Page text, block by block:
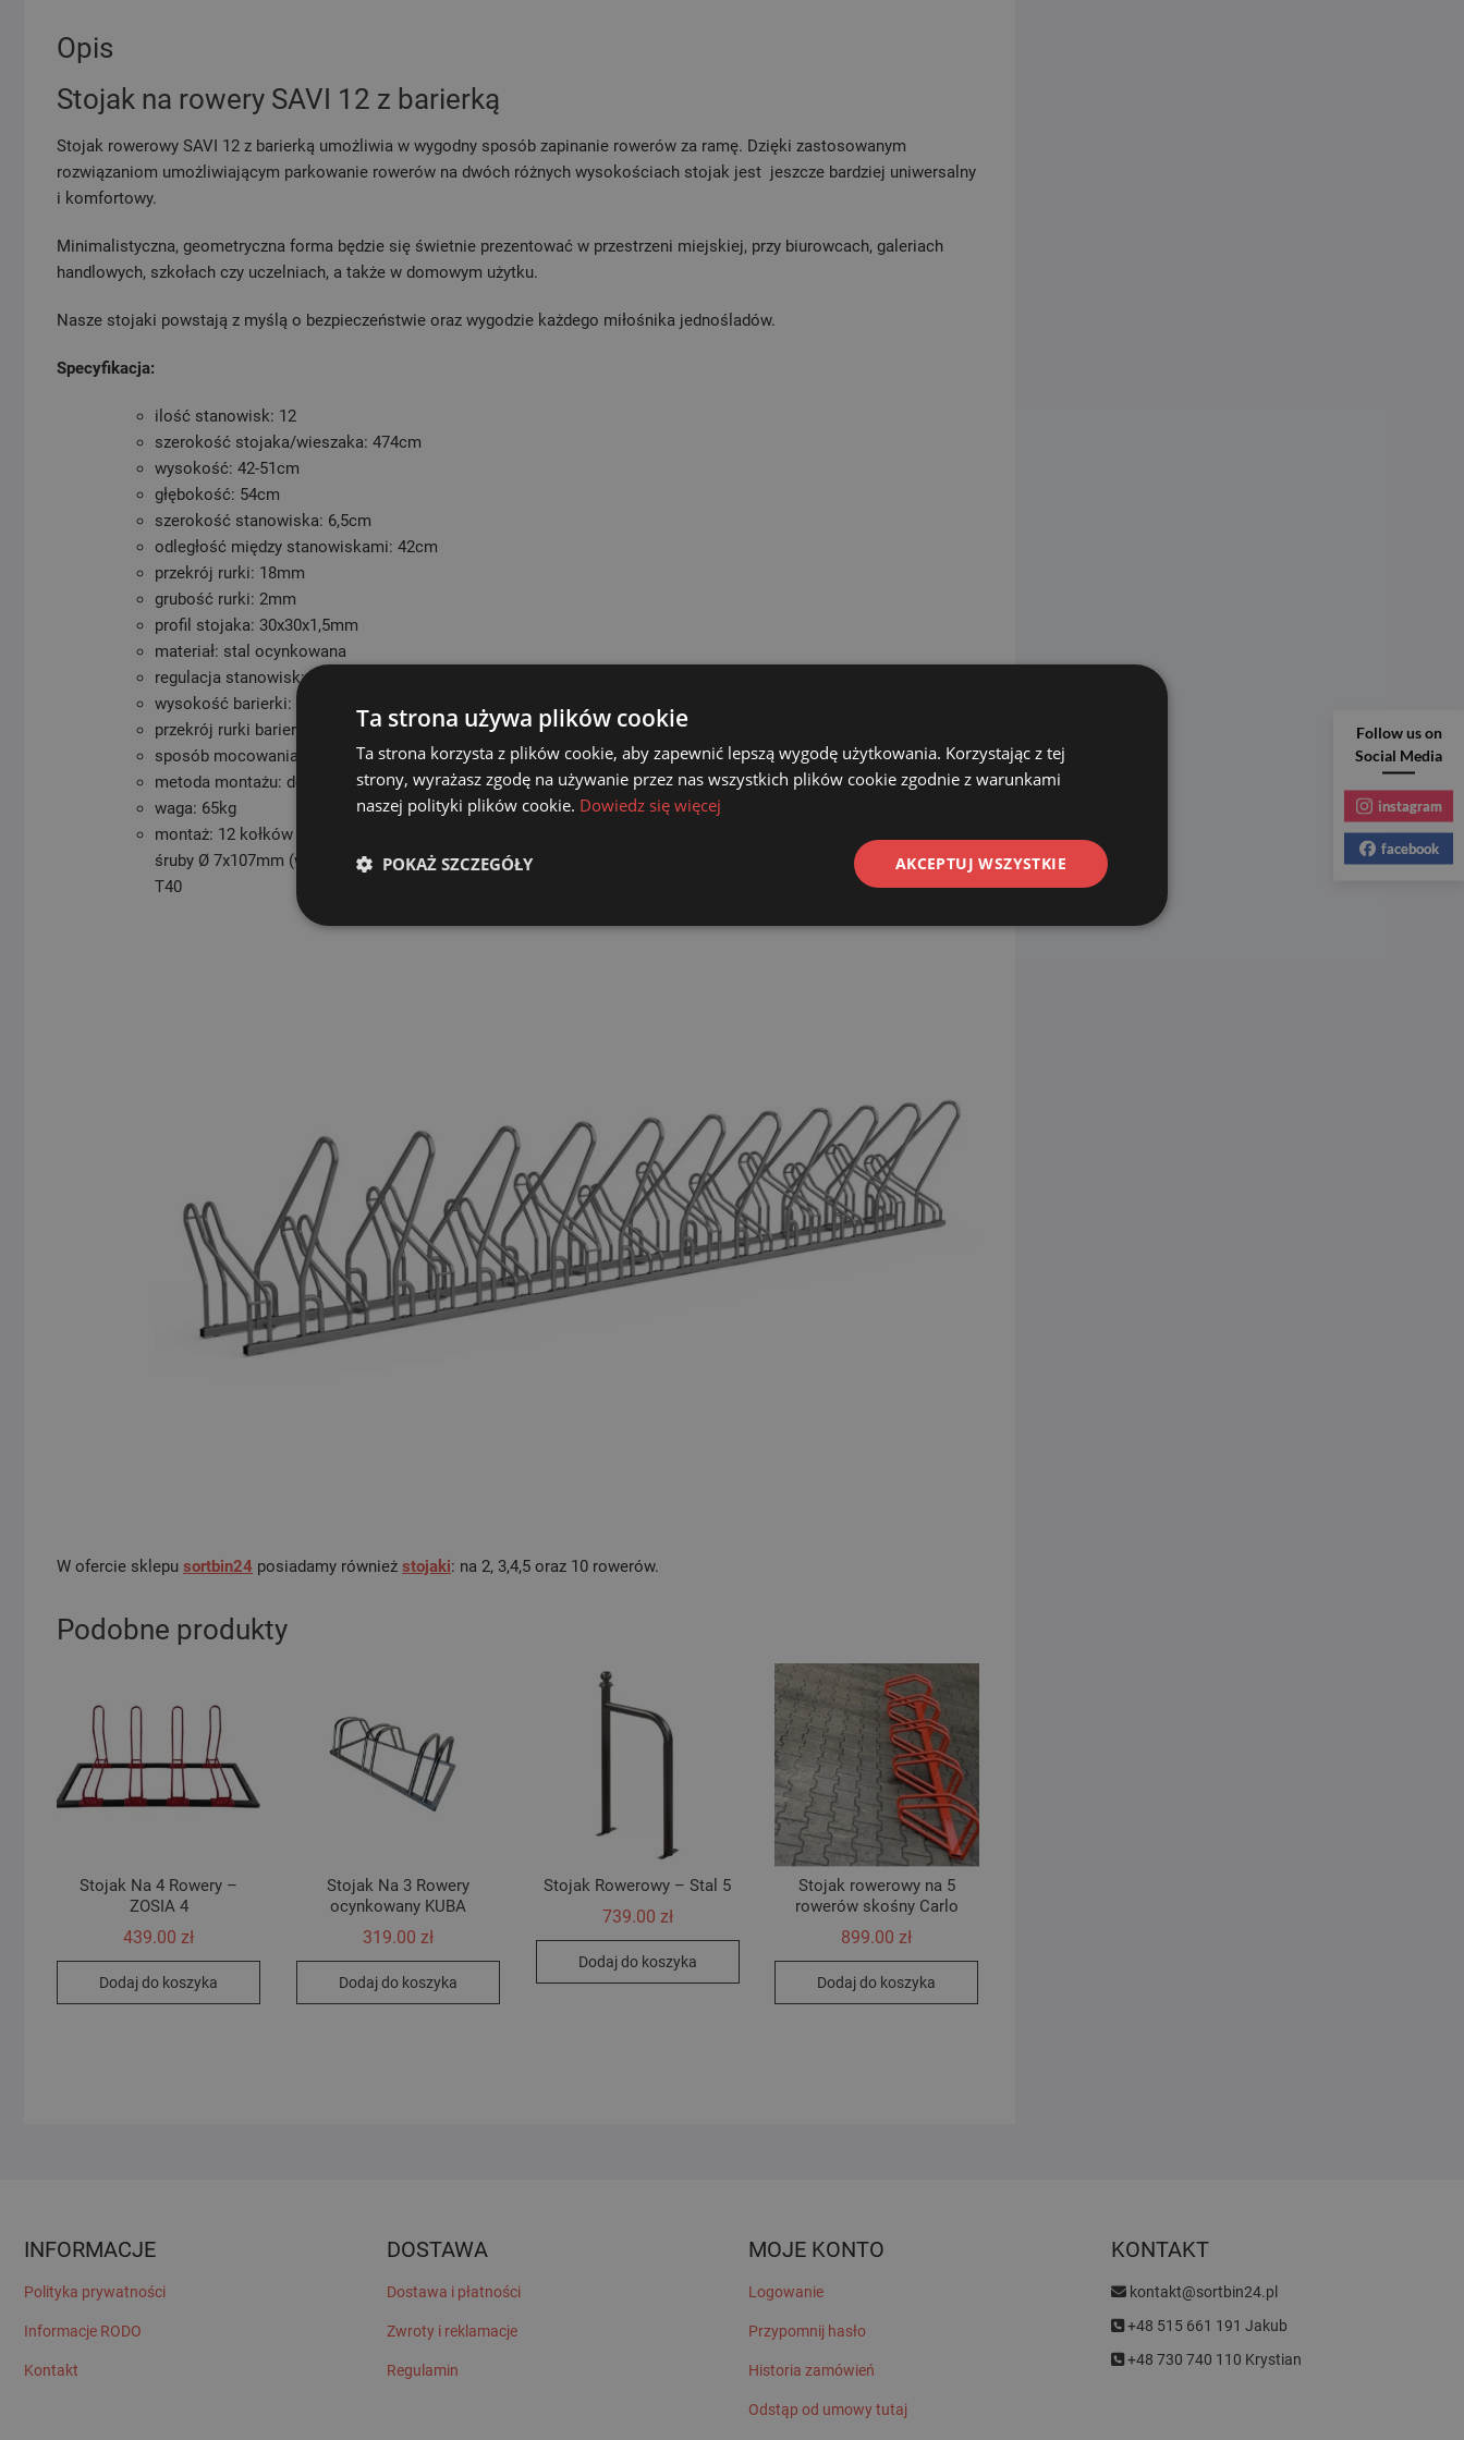
Opis
Stojak na rowery SAVI 12 z barierką
Stojak rowerowy SAVI 12 z barierką umożliwia w wygodny sposób zapinanie rowerów za ramę. Dzięki zastosowanym
rozwiązaniom umożliwiającym parkowanie rowerów na dwóch różnych wysokościach stojak jest jeszcze bardziej uniwersalny
i komfortowy.
Minimalistyczna, geometryczna forma będzie się świetnie prezentować w przestrzeni miejskiej, przy biurowcach, galeriach
handlowych, szkołach czy uczelniach, a także w domowym użytku.
Nasze stojaki powstają z myślą o bezpieczeństwie oraz wygodzie każdego miłośnika jednośladów.
Specyfikacja:
ilość stanowisk: 12
szerokość stojaka/wieszaka: 474cm
wysokość: 42-51cm
głębokość: 54cm
szerokość stanowiska: 6,5cm
odległość między stanowiskami: 42cm
przekrój rurki: 18mm
grubość rurki: 2mm
profil stojaka: 30x30x1,5mm
materiał: stal ocynkowana
regulacja stanowisk: nieregulowane
wysokość barierki: 80cm
przekrój rurki barierki: Ø 25mm
sposób mocowania: do podłoża
metoda montażu: do przykręcenia
waga: 65kg
montaż: 12 kołków rozporowych Ø 10x100mm na
śruby Ø 7x107mm (w zestawie) pod klucz SW13 lub
T40
W ofercie sklepu sortbin24 posiadamy również stojaki: na 2, 3,4,5 oraz 10 rowerów.
Podobne produkty
Stojak Na 4 Rowery –
ZOSIA 4
439.00zł
Dodaj do koszyka
Stojak Na 3 Rowery
ocynkowany KUBA
319.00 zł
Dodaj do koszyka
Stojak Rowerowy – Stal 5
739.00 zł
Dodaj do koszyka
Stojak rowerowy na 5
rowerów skośny Carlo
899.00zł
Dodaj do koszyka
INFORMACJE
Polityka prywatności
Informacje RODO
Kontakt
DOSTAWA
Dostawa i płatności
Zwroty i reklamacje
Regulamin
MOJE KONTO
Logowanie
Przypomnij hasło
Historia zamówień
Odstąp od umowy tutaj
KONTAKT
kontakt@sortbin24.pl
+48 515 661 191 Jakub
+48 730 740 110 Krystian
Follow us on
Social Media
instagram
facebook
Ta strona używa plików cookie
Ta strona korzysta z plików cookie, aby zapewnić lepszą wygodę użytkowania. Korzystając z tej
strony, wyrażasz zgodę na używanie przez nas wszystkich plików cookie zgodnie z warunkami
naszej polityki plików cookie. Dowiedz się więcej
AKCEPTUJ WSZYSTKIE
POKAŻ SZCZEGÓŁY